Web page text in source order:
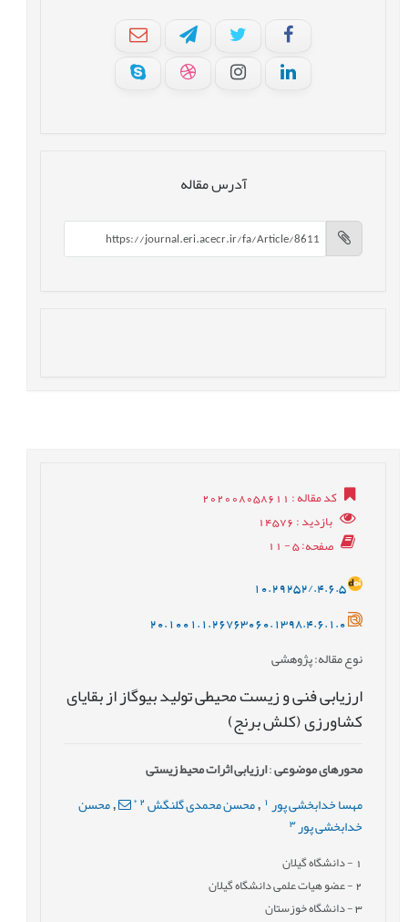
آدرس مقاله
کد مقاله: 202008058611
بازدید: 14576
صفحه: 5 - 11
10.29252/.4.6.5
20.1001.1.26763060.1398.4.6.1.0
نوع مقاله: پژوهشی
ارزیابی فنی و زیست محیطی تولید بیوگاز از بقایای
کشاورزی (کلش برنج)
محورهای موضوعی:ارزیابی اثرات محیط زیستی
مهسا خدابخشی پور , محسن محمدی گلنگش 2
*
,محسن
خدابخشی پور 3
- دانشگاه گیلان
2- عضو هیات علمی دانشگاه گیلان
3- دانشگاه خوزستان